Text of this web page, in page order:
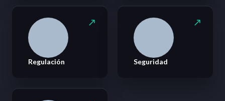
Regulación Seguridad